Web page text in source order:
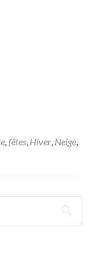
,fêtes, Hiver, Neige,